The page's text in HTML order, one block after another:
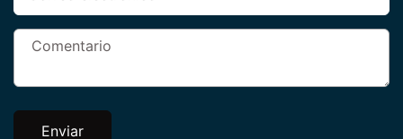
Enviar